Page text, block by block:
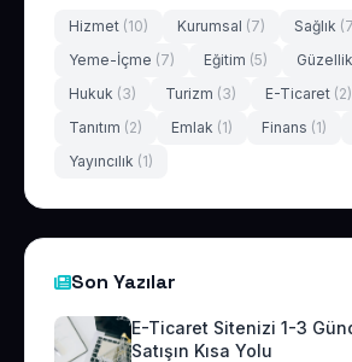
Hizmet (10) Kurumsal (7) Sağlık
Yeme-İçme (7) Eğitim (5) Güzellik
Hukuk (3) Turizm (3) E-Ticaret (2)
Tanıtım (2) Emlak (1) Finans (1)
Yayıncılık (1)
Son Yazılar
E-Ticaret Sitenizi 1-3
Satışın Kısa Yolu